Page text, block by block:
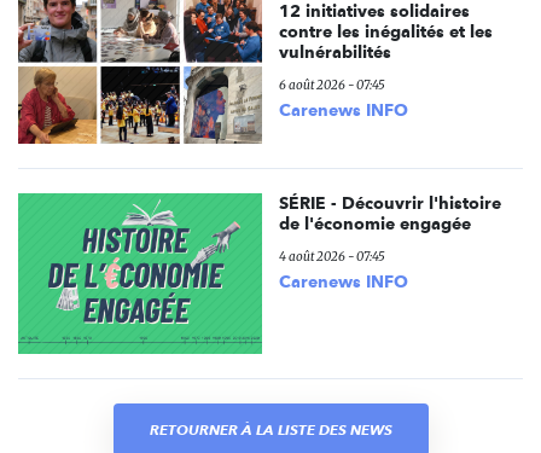
12 initiatives solidaires
contre les inégalités et les
vulnérabilités
6 août 2026 - 07:45
Carenews INFO
SÉRIE - Découvrir l'histoire
de l'économie engagée
4 août 2026 - 07:45
Carenews INFO
RETOURNER À LA LISTE DES NEWS